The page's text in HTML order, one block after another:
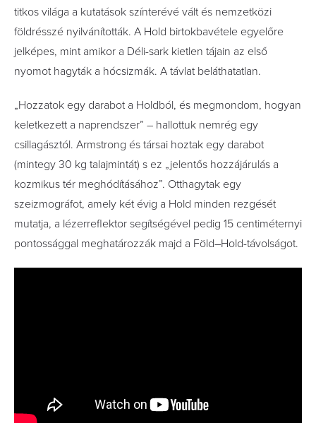
titkos világa a kutatások színterévé vált és nemzetközi
földrésszé nyilvánították. A Hold birtokbavétele egyelőre
jelképes, mint amikor a Déli-sark kietlen tájain az első
nyomot hagyták a hócsizmák. A távlat beláthatatlan.
„Hozzatok egy darabot a Holdból, és megmondom, hogyan
keletkezett a naprendszer” – hallottuk nemrég egy
csillagásztól. Armstrong és társai hoztak egy darabot
(mintegy 30 kg talajmintát) s ez „jelentős hozzájárulás a
kozmikus tér meghódításához”. Otthagytak egy
szeizmográfot, amely két évig a Hold minden rezgését
mutatja, a lézerreflektor segítségével pedig 15 centiméternyi
pontossággal meghatározzák majd a Föld–Hold-távolságot.